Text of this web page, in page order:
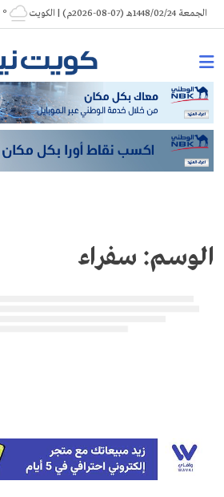
Skip
to
الجمعة 1448/02/24هـ (07-08-2026م) | الكويت ° 36.4
الوسم: سفراء